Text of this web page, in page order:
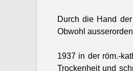
Durch die Hand
Obwohl
1937 in der röm.-
Trock­en­heit und